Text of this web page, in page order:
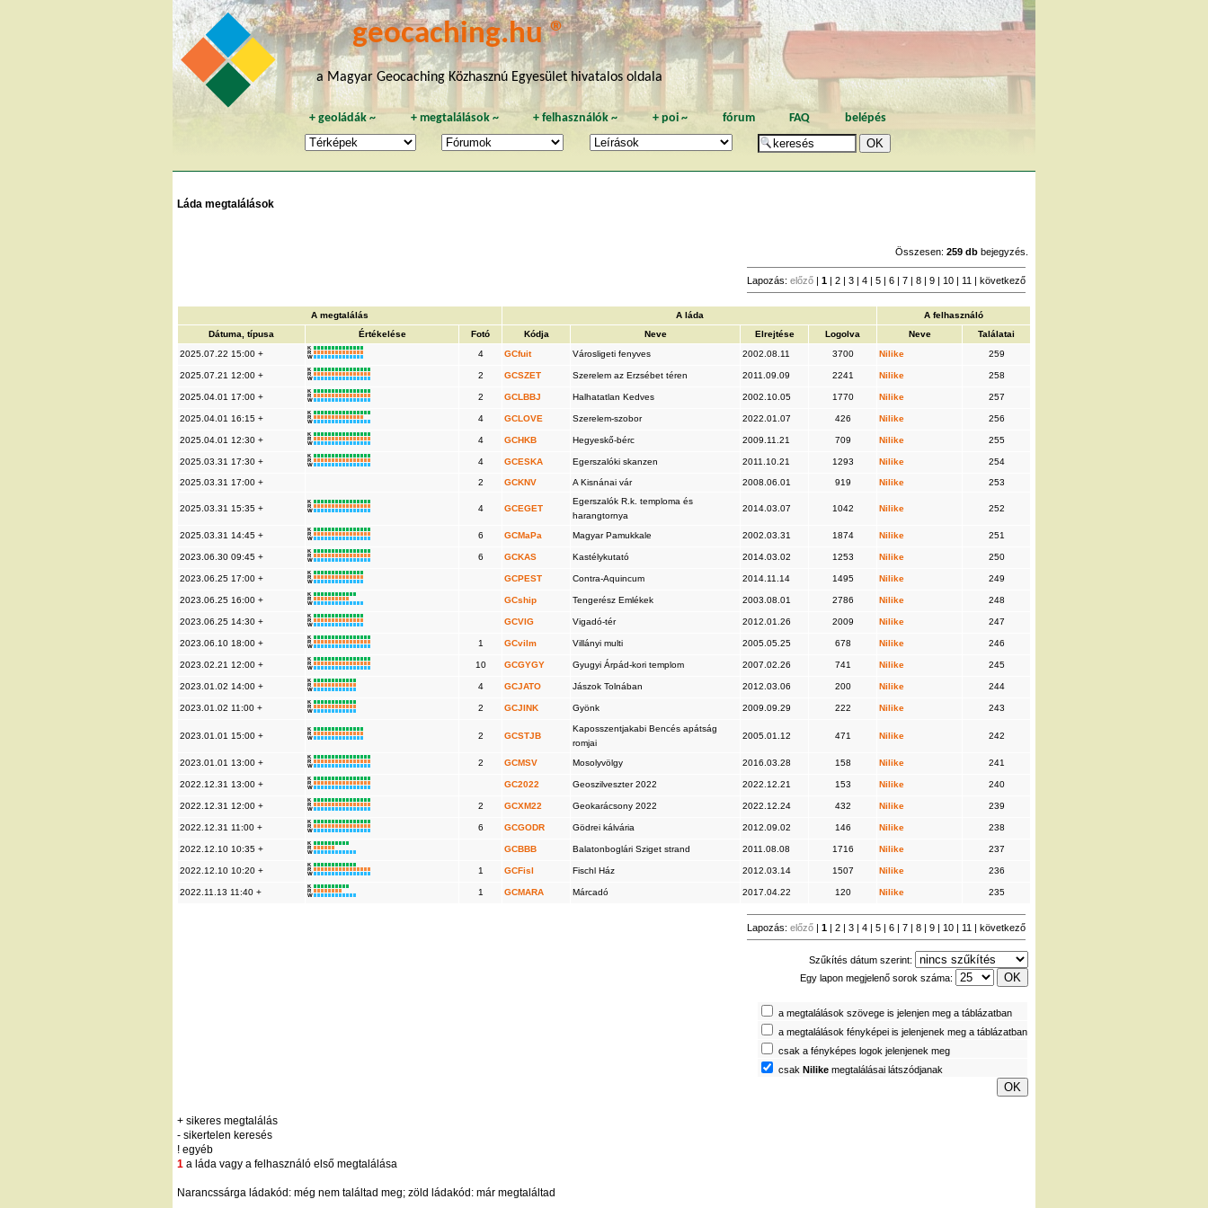
geocaching.hu ®
a Magyar Geocaching Közhasznú Egyesület hivatalos oldala
+geoládák ~ + megtalálások~ +felhasználók ~ + poi~ fórum FAQ belépés
Láda megtalálások
Összesen: 259 db bejegyzés.
Lapozás: előző | 1 | 2 | 3 | 4 | 5 | 6 | 7 | 8 | 9 | 10 | 11 | következő
A megtalálás A láda
A felhasználó
Dátuma, típusa
Értékelése Fotó Kódja Neve Elrejtése Logolva Neve
Találatai
2025.07.22 15:00 +
K
R
W
4 GCfuit Városligeti fenyves 2002.08.11 3700 Nilike 259
2025.07.21 12:00 +
K
R
W
2 GCSZET Szerelem az Erzsébet téren 2011.09.09 2241 Nilike 258
2025.04.01 17:00 +
K
R
W
2 GCLBBJ Halhatatlan Kedves 2002.10.05 1770 Nilike 257
2025.04.01 16:15 +
K
R
W
4 GCLOVE Szerelem-szobor 2022.01.07 426 Nilike 256
2025.04.01 12:30 +
K
R
W
4 GCHKB Hegyeskő-bérc 2009.11.21 709 Nilike 255
2025.03.31 17:30 +
K
R
W
4 GCESKA Egerszalóki skanzen 2011.10.21 1293 Nilike 254
2025.03.31 17:00 + 2 GCKNV A Kisnánai vár 2008.06.01 919 Nilike 253
2025.03.31 15:35 +
K
R
W
4 GCEGET
Egerszalók R.k. temploma és
harangtornya
2014.03.07 1042 Nilike 252
2025.03.31 14:45 +
K
R
W
6 GCMaPa Magyar Pamukkale 2002.03.31 1874 Nilike 251
2023.06.30 09:45 +
K
R
W
6 GCKAS Kastélykutató 2014.03.02 1253 Nilike 250
2023.06.25 17:00 +
K
R
W
GCPEST Contra-Aquincum 2014.11.14 1495 Nilike 249
2023.06.25 16:00 +
K
R
W
GCship Tengerész Emlékek 2003.08.01 2786 Nilike 248
2023.06.25 14:30 +
K
R
W
GCVIG Vigadó-tér 2012.01.26 2009 Nilike 247
2023.06.10 18:00 +
K
R
W
1 GCvilm Villányi multi 2005.05.25 678 Nilike 246
2023.02.21 12:00 +
K
R
W
10 GCGYGY Gyugyi Árpád-kori templom 2007.02.26 741 Nilike 245
2023.01.02 14:00 +
K
R
W
4 GCJATO Jászok Tolnában 2012.03.06 200 Nilike 244
2023.01.02 11:00 +
K
R
W
2 GCJINK Gyönk 2009.09.29 222 Nilike 243
2023.01.01 15:00 +
K
R
W
2 GCSTJB
Kaposszentjakabi Bencés apátság
romjai
2005.01.12 471 Nilike 242
2023.01.01 13:00 +
K
R
W
2 GCMSV Mosolyvölgy 2016.03.28 158 Nilike 241
2022.12.31 13:00 +
K
R
W
GC2022 Geoszilveszter 2022 2022.12.21 153 Nilike 240
2022.12.31 12:00 +
K
R
W
2 GCXM22 Geokarácsony 2022 2022.12.24 432 Nilike 239
2022.12.31 11:00 +
K
R
W
6 GCGODR Gödrei kálvária 2012.09.02 146 Nilike 238
2022.12.10 10:35 +
K
R
W
GCBBB Balatonboglári Sziget strand 2011.08.08 1716 Nilike 237
2022.12.10 10:20 +
K
R
W
1 GCFisl Fischl Ház 2012.03.14 1507 Nilike 236
2022.11.13 11:40 +
K
R
W
1 GCMARA Márcadó 2017.04.22 120 Nilike 235
Lapozás: előző | 1 | 2 | 3 | 4 | 5 | 6 | 7 | 8 | 9 | 10 | 11 | következő
Szűkítés dátum szerint:
Egy lapon megjelenő sorok száma:
a megtalálások szövege is jelenjen meg a táblázatban
a megtalálások fényképei is jelenjenek meg a táblázatban
csak a fényképes logok jelenjenek meg
csak Nilike megtalálásai látszódjanak
+ sikeres megtalálás
- sikertelen keresés
! egyéb
1 a láda vagy a felhasználó első megtalálása
Narancssárga ládakód: még nem találtad meg; zöld ládakód: már megtaláltad